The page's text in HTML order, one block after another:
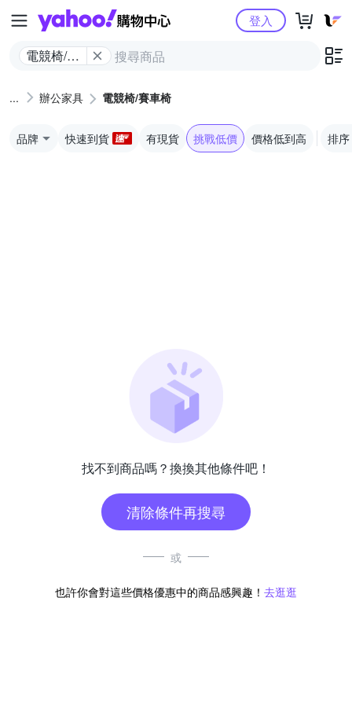
Yahoo購物中心
電競椅/賽
登入
辦公家具 電競椅/賽車椅
品牌 快速到貨 有現貨 挑戰低價 價格低到高 排序
找不到商品嗎？換換其他條件吧！
清除條件再搜尋
或
也許你會對這些價格優惠中的商品感興趣！ 去逛逛